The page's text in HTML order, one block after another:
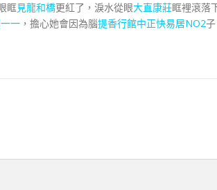
眶見龍和橋更紅了，淚水從眼大直康莊眶裡滾落
一 ，擔心她會因為腦提香行館中正快易居NO2子